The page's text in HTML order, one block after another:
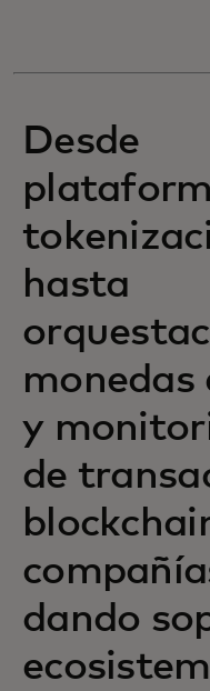
Desde
hasta
monedas
y
de
dando